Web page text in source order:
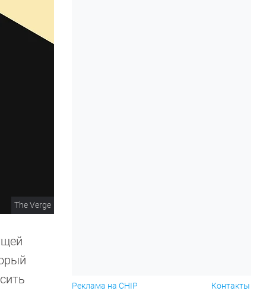
The Verge
Реклама на CHIP Контакты